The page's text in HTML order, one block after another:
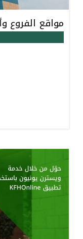
مواقع الفروع